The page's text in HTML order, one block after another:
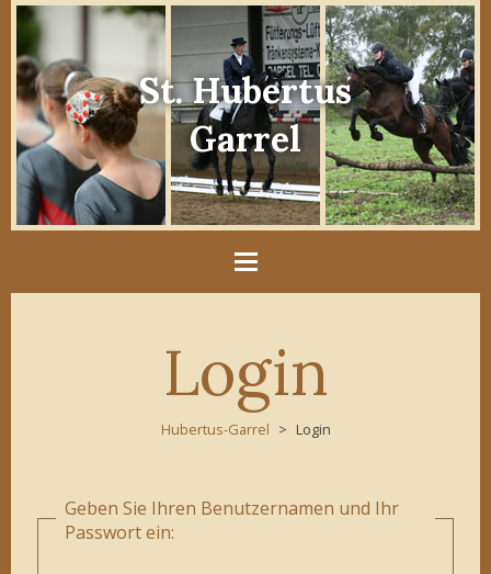
St. Hubertus
Garrel
Login
Hubertus-Garrel Login
Geben Sie Ihren Benutzernamen und Ihr
Passwort ein: